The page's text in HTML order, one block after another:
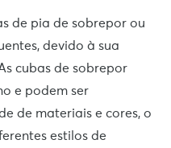
de pia de sobrepor ou
devido à sua
cubas de sobrepor
e podem ser
de materiais e cores, o
estilos de